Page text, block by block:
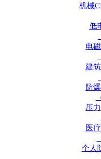
机械
低
电
建
防
压
医
个人